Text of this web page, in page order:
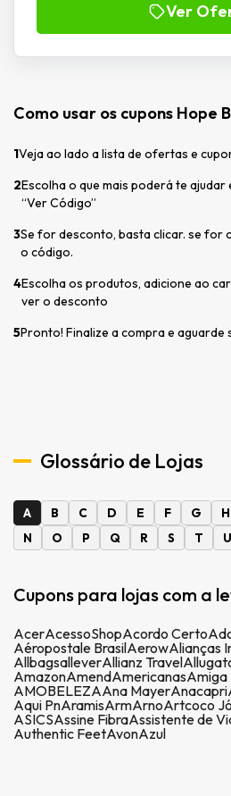
Ver
Como usar os cupons Hope
1Veja ao lado a lista de ofertas e
2Escolha o que mais poderá te ajudar
“Ver Código”
3Se for desconto, basta clicar. se for
o código.
4Escolha os produtos, adicione ao
ver o desconto
5Pronto! Finalize a compra e aguarde
Glossário de Lojas
A B C D E F G H
N
O P Q R S T U
Cupons para lojas com a
AcerAcessoShopAcordo Certo
Aéropostale BrasilAerowAlianças
AllbagsalleverAllianz Travel
AmazonAmendAmericanasAmiga
AMOBELEZAAna MayerAnacapri
Aqui PnAramisArmArnoArtcoco
ASICSAssine FibraAssistente de
Authentic FeetAvonAzul